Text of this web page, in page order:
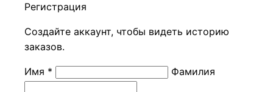
Регистрация
Создайте аккаунт, чтобы видеть историю
заказов.
Имя * Фамилия